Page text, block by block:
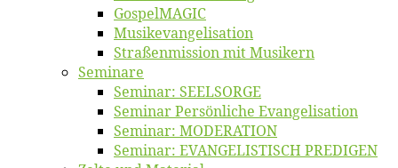
Gos­pel­MA­GIC
Musikevan­ge­li­sa­tion
Straßenmis­sion mit Musikern
Se­mi­na­re
Se­mi­nar: SEELSORGE
Se­mi­nar Per­sön­li­che Evangelisation
Se­mi­nar: MODERATION
Se­mi­nar: EVANGELISTISCH PREDIGEN